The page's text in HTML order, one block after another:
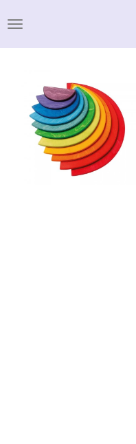
direct
naar
hoofdinhoud